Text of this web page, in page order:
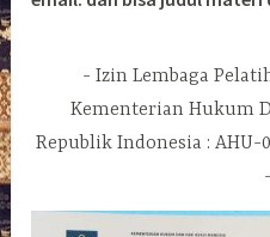
Izin Lembaga
Kementerian Hukum
Republik Indonesia : AHU-